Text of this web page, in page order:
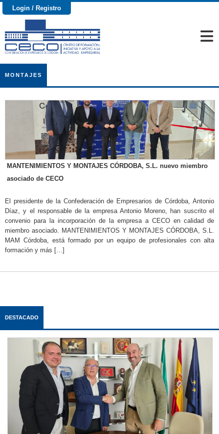
Login / Registro
MONTAJES
MANTENIMIENTOS Y MONTAJES CÓRDOBA, S.L. nuevo miembro
asociado de CECO
El presidente de la Confederación de Empresarios de Córdoba, Antonio
Díaz, y el responsable de la empresa Antonio Moreno, han suscrito el
convenio para la incorporación de la empresa a CECO en calidad de
miembro asociado. MANTENIMIENTOS Y MONTAJES CÓRDOBA, S.L.
MAM Córdoba, está formado por un equipo de profesionales con alta
formación y más […]
DESTACADO